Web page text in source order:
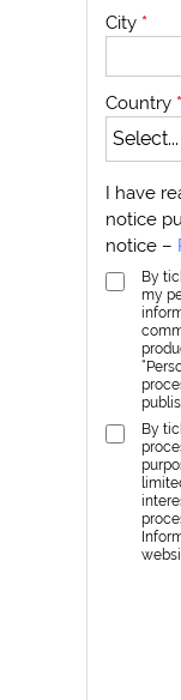
City *
Country *
I have
notice
notice –
By
my
By